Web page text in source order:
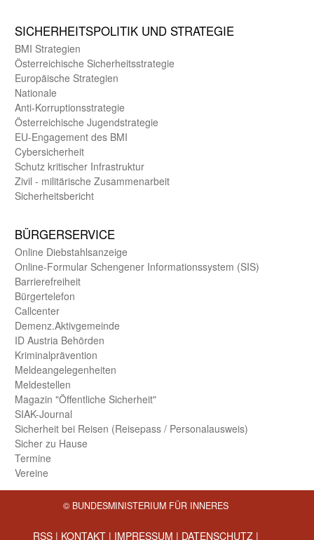
SICHER­HEITS­POLITIK UND STRATEGIE
BMI Strategien
Öster­reichische Sicherheits­strategie
Europäische Strategien
Nationale
Anti-Korruptions­strategie
Öster­reichische Jugend­strategie
EU-Engagement des BMI
Cybersicherheit
Schutz kritischer Infra­struktur
Zivil - militärische Zusammen­arbeit
Sicherheits­bericht
BÜRGER­SERVICE
Online Diebstahls­anzeige
Online-Formular Schengener Informationssystem (SIS)
Barriere­freiheit
Bürger­telefon
Call­center
Demenz.Aktiv­gemeinde
ID Austria Behörden
Kriminal­prävention
Melde­an­ge­le­gen­heiten
Meld­estellen
Magazin "Öffentliche Sicherheit"
SIAK-Journal
Sicherheit bei Reisen (Reise­pass / Personal­ausweis)
Sicher zu Hause
Termine
Vereine
© BUNDESMINISTERIUM FÜR INNERES
RSS | KONTAKT | IMPRESSUM | DATENSCHUTZ |